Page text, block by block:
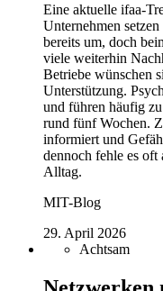
Eine aktuelle ifaa-
Unternehmen
bereits um, doch
viele weiterhin
Betriebe wünschen
Unterstützung.
und führen häufig
rund fünf Wochen.
informiert und
dennoch fehle es
Alltag.
MIT-Blog
29. April 2026
Achtsam